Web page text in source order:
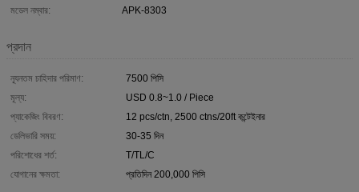
মডেল নম্বার:
APK-8303
প্রদান
ন্যূনতম চাহিদার পরিমাণ:
7500 পিসি
মূল্য:
USD 0.8~1.0 / Piece
প্যাকেজিং বিবরণ:
12 pcs/ctn, 2500 ctns/20ft কন্টেইনার
ডেলিভারি সময়:
30-35 দিন
পরিশোধের শর্ত:
T/TL/C
যোগানের ক্ষমতা:
প্রতিদিন 200,000 পিসি